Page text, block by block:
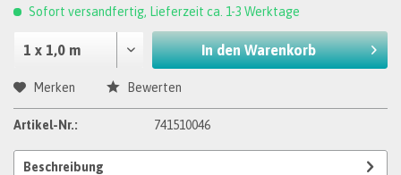
Sofort versandfertig, Lieferzeit ca. 1-3 Werktage
In den Warenkorb
Merken Bewerten
Artikel-Nr.: 741510046
Beschreibung